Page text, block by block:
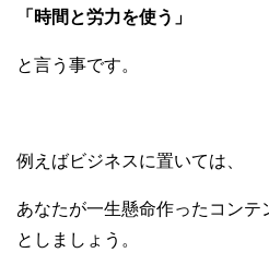
「時間と労力を使う」
と言う事です。
例えばビジネスに置いては、
あなたが一生懸命作ったコンテ
としましょう。